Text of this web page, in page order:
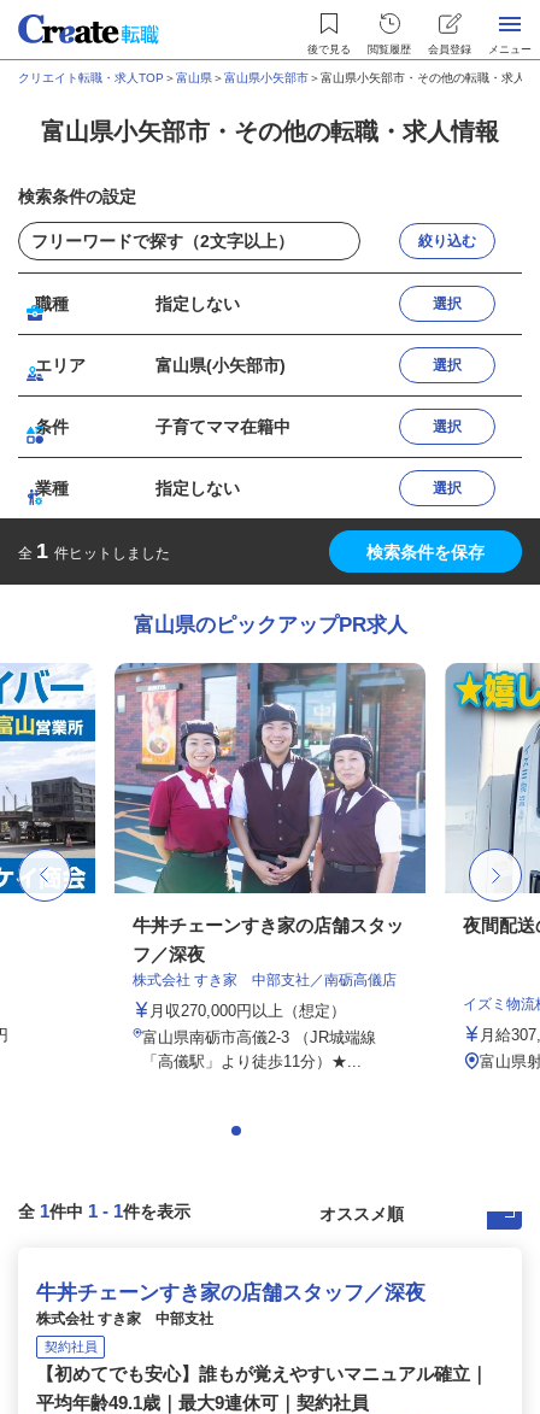
後で見る 閲覧履歴 会員登録 メニュー
クリエイト転職・求人TOP ＞富山県＞富山県小矢部市＞富山県小矢部市・その他の転職・求人情
富山県小矢部市・その他の転職・求人情報
検索条件の設定
絞り込む
職種 指定しない 選択
エリア 富山県(小矢部市) 選択
条件 子育てママ在籍中 選択
業種 指定しない 選択
全 1 件ヒットしました 検索条件を保存
富山県のピックアップPR求人
牛丼チェーンすき家の店舗スタッ
フ／深夜
株式会社 すき家 中部支社／南砺高儀店
月収270,000円以上（想定）
富山県南砺市高儀2-3 （JR城端線
「高儀駅」より徒歩11分）★...
夜間配
イズミ物
月給
富山県
全 1件中 1 - 1件を表示
牛丼チェーンすき家の店舗スタッフ／深夜
株式会社 すき家 中部支社
契約社員
【初めてでも安心】誰もが覚えやすいマニュアル確立｜
平均年齢49.1歳｜最大9連休可｜契約社員